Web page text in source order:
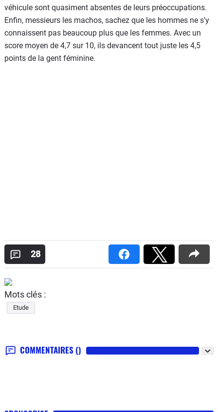
véhicule sont quasiment absentes de leurs préoccupations.
Enfin, messieurs les machos, sachez que les hommes ne s'y
connaissent pas beaucoup plus que les femmes. Avec un
score moyen de 4,7 sur 10, ils devancent tout juste les 4,5
points de la gent féminine.
28
Mots clés :
Etude
COMMENTAIRES ()